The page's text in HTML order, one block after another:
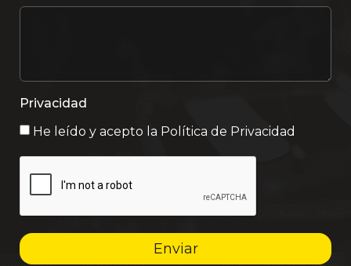
Privacidad
He leído y acepto la Política de Privacidad
Enviar